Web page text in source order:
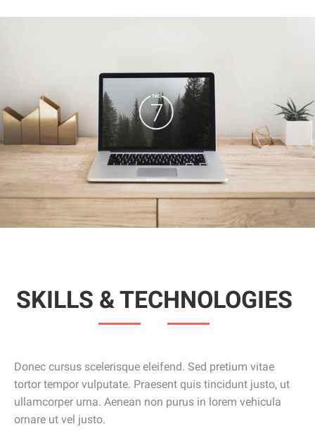
SKILLS & TECHNOLOGIES
Donec cursus scelerisque eleifend. Sed pretium vitae
tortor tempor vulputate. Praesent quis tincidunt justo, ut
ullamcorper urna. Aenean non purus in lorem vehicula
ornare ut vel justo.